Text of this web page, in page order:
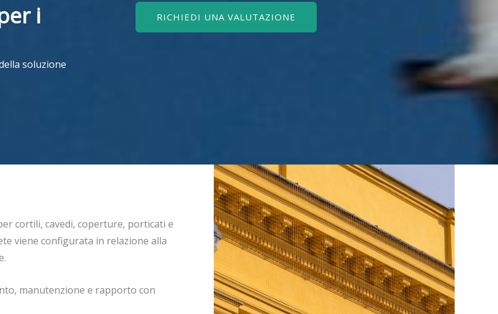
i
soluzione
RICHIEDI UNA VALUTAZIONE
cortili, cavedi, coperture, porticati e
viene configurata in relazione alla
manutenzione e rapporto con